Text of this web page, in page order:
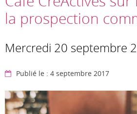
la prospection
Mercredi 20 septembre
Publié le : 4 septembre 2017